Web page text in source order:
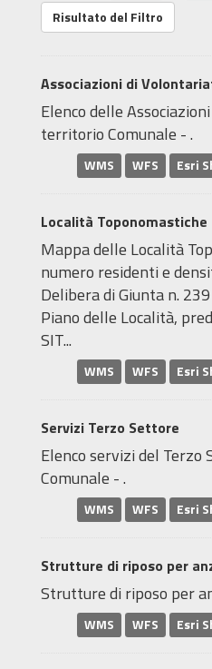
Risultato del Filtro
Associazioni di
Elenco delle
territorio Comunale - .
WMS WFS Esri
Località Toponomastiche
Mappa delle Località
numero residenti e
Delibera di Giunta n.
Piano delle Località,
SIT...
WMS WFS Esri
Servizi Terzo Settore
Elenco servizi del
Comunale - .
WMS WFS Esri
Strutture di riposo per
Strutture di riposo per
WMS WFS Esri